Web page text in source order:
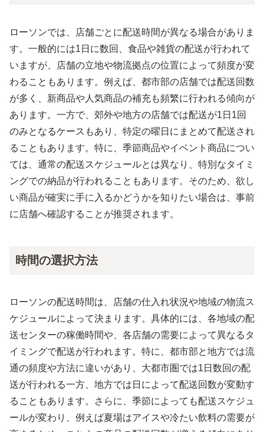
ローソンでは、店舗ごとに配送時間が異なる場合がありま
す。一般的には1日に数回、食品や雑貨の配送が行われて
いますが、店舗の立地や物流拠点の位置によって頻度が変
わることもあります。例えば、都市部の店舗では配送回数
が多く、新商品や人気商品の補充も頻繁に行われる傾向が
あります。一方で、郊外や地方の店舗では配送が1日1回
のみとなるケースもあり、特定の曜日にまとめて配送され
ることもあります。特に、季節商品やイベント商品につい
ては、通常の配送スケジュールとは異なり、特別なタイミ
ングでの納品が行われることもあります。そのため、欲し
い商品が確実に手に入るかどうかを知りたい場合は、事前
に店舗へ確認することが推奨されます。
時間の選択方法
ローソンの配送時間は、店舗の仕入れ状況や地域の物流ス
ケジュールによって決まります。具体的には、各地域の配
送センターの稼働時間や、各店舗の需要によって異なるタ
イミングで配送が行われます。特に、都市部と地方では流
通の頻度や方法に違いがあり、大都市圏では1日数回の配
送が行われる一方、地方では日によって配送回数が変動す
ることもあります。さらに、季節によっても配送スケジュ
ールが変わり、例えば夏場はアイスや冷たい飲料の需要が